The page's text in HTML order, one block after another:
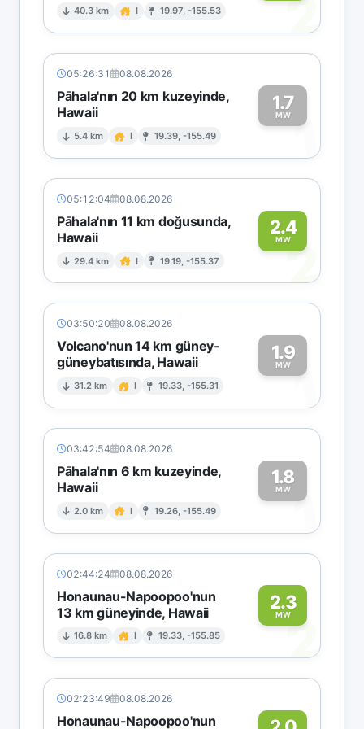
40.3 km I 19.97, -155.53 2
05:26:31 08.08.2026
Pāhala'nın 20 km kuzeyinde,
Hawaii
5.4 km I 19.39, -155.49
1.7
MW1
05:12:04 08.08.2026
Pāhala'nın 11 km doğusunda,
Hawaii
29.4 km I 19.19, -155.37
2.4
MW2
03:50:20 08.08.2026
Volcano'nun 14 km güney-
güneybatısında, Hawaii
31.2 km I 19.33, -155.31
1.9
MW1
03:42:54 08.08.2026
Pāhala'nın 6 km kuzeyinde,
Hawaii
2.0 km I 19.26, -155.49
1.8
MW1
02:44:24 08.08.2026
Honaunau-Napoopoo'nun
13 km güneyinde, Hawaii
16.8 km I 19.33, -155.85
2.3
MW2
02:23:49 08.08.2026
Honaunau-Napoopoo'nun